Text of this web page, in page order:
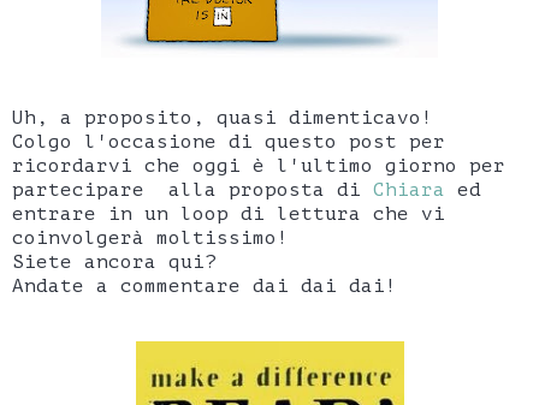
Uh, a proposito, quasi dimenticavo!
Colgo l'occasione di questo post per
ricordarvi che oggi è l'ultimo giorno per
partecipare alla proposta di Chiara ed
entrare in un loop di lettura che vi
coinvolgerà moltissimo!
Siete ancora qui?
Andate a commentare dai dai dai!